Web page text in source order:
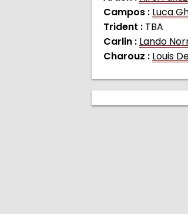
Campos : Luca
Trident :TBA
Carlin : Lando
Charouz : Louis